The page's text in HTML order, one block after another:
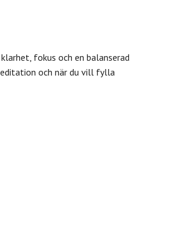
fokus och en balanserad
och när du vill fylla